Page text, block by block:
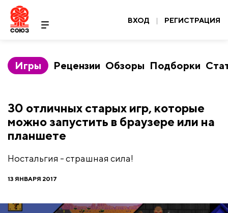
ВХОД | РЕГИСТРАЦИЯ
Игры Рецензии Обзоры Подборки
30 отличных старых игр, которые
можно запустить в браузере или на
планшете
Ностальгия - страшная сила!
13 ЯНВАРЯ 2017